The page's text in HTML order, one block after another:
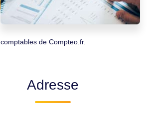
comptables de Compteo.fr.
Adresse